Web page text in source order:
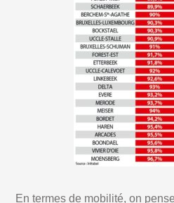
En termes de mobilité, on